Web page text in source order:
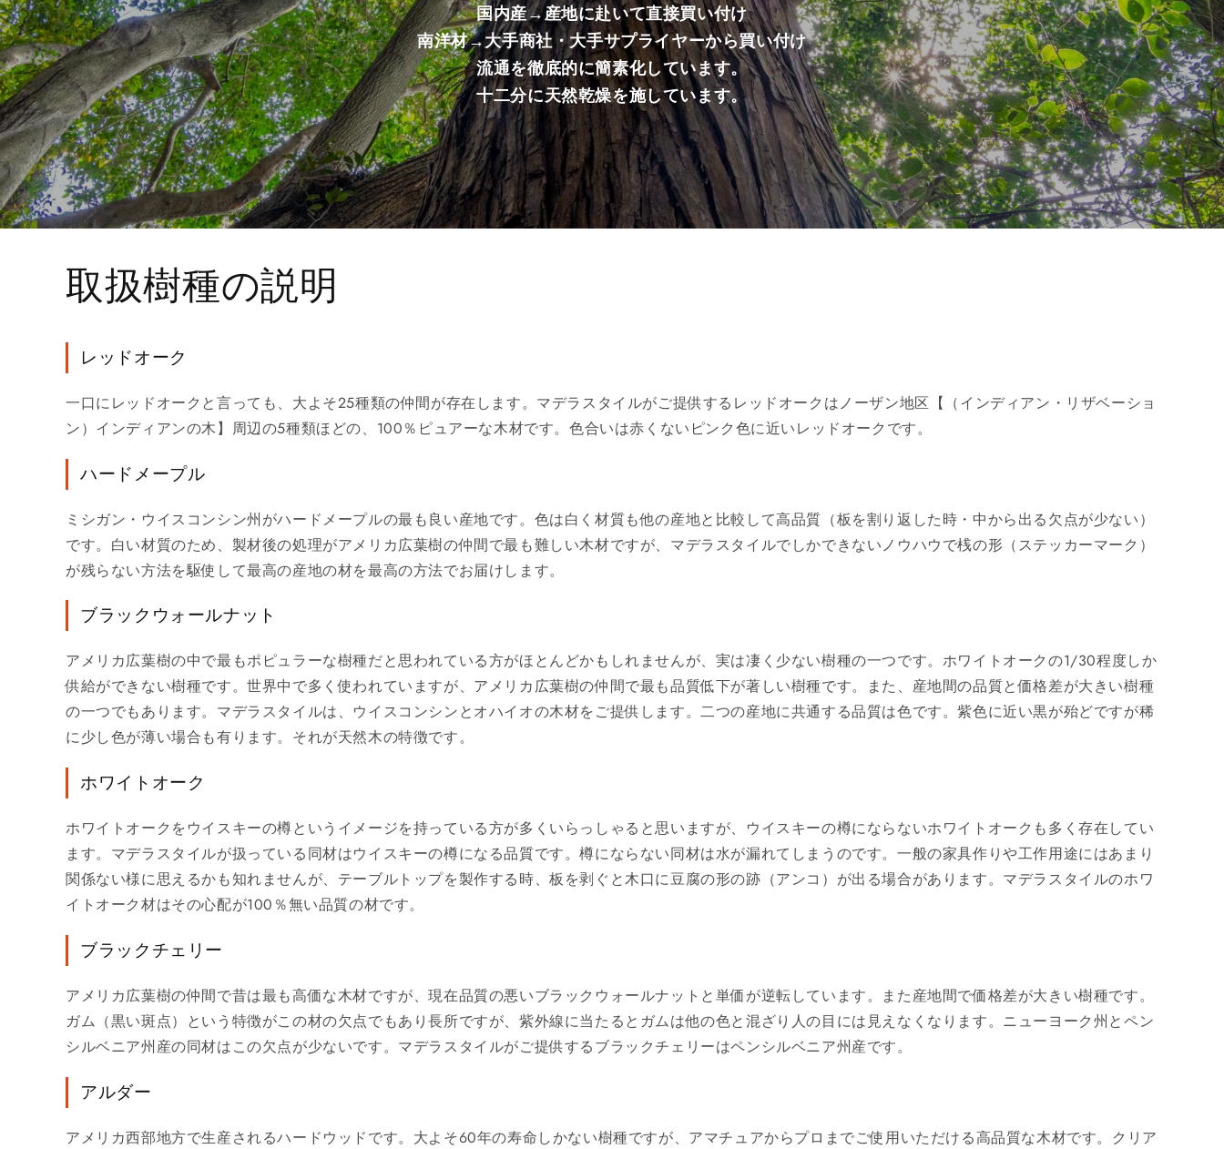
ら
す
や
す
国内産→産地に赴いて直接買い付け
南洋材→大手商社・大手サプライヤーから買い付け
流通を徹底的に簡素化しています。
十二分に天然乾燥を施しています。
取扱樹種の説明
レッドオーク
一口にレッドオークと言っても、大よそ25種類の仲間が存在します。マデラスタイルがご提供するレッドオークはノーザン地区【（インディアン・リザベーショ
ン）インディアンの木】周辺の5種類ほどの、100％ピュアーな木材です。色合いは赤くないピンク色に近いレッドオークです。
ハードメープル
ミシガン・ウイスコンシン州がハードメープルの最も良い産地です。色は白く材質も他の産地と比較して高品質（板を割り返した時・中から出る欠点が少ない）
です。白い材質のため、製材後の処理がアメリカ広葉樹の仲間で最も難しい木材ですが、マデラスタイルでしかできないノウハウで桟の形（ステッカーマーク）
が残らない方法を駆使して最高の産地の材を最高の方法でお届けします。
ブラックウォールナット
アメリカ広葉樹の中で最もポピュラーな樹種だと思われている方がほとんどかもしれませんが、実は凄く少ない樹種の一つです。ホワイトオークの1/30程度しか
供給ができない樹種です。世界中で多く使われていますが、アメリカ広葉樹の仲間で最も品質低下が著しい樹種です。また、産地間の品質と価格差が大きい樹種
の一つでもあります。マデラスタイルは、ウイスコンシンとオハイオの木材をご提供します。二つの産地に共通する品質は色です。紫色に近い黒が殆どですが稀
に少し色が薄い場合も有ります。それが天然木の特徴です。
ホワイトオーク
ホワイトオークをウイスキーの樽というイメージを持っている方が多くいらっしゃると思いますが、ウイスキーの樽にならないホワイトオークも多く存在してい
ます。マデラスタイルが扱っている同材はウイスキーの樽になる品質です。樽にならない同材は水が漏れてしまうのです。一般の家具作りや工作用途にはあまり
関係ない様に思えるかも知れませんが、テーブルトップを製作する時、板を剥ぐと木口に豆腐の形の跡（アンコ）が出る場合があります。マデラスタイルのホワ
イトオーク材はその心配が100％無い品質の材です。
ブラックチェリー
アメリカ広葉樹の仲間で昔は最も高価な木材ですが、現在品質の悪いブラックウォールナットと単価が逆転しています。また産地間で価格差が大きい樹種です。
ガム（黒い斑点）という特徴がこの材の欠点でもあり長所ですが、紫外線に当たるとガムは他の色と混ざり人の目には見えなくなります。ニューヨーク州とペン
シルベニア州産の同材はこの欠点が少ないです。マデラスタイルがご提供するブラックチェリーはペンシルベニア州産です。
アルダー
アメリカ西部地方で生産されるハードウッドです。大よそ60年の寿命しかない樹種ですが、アマチュアからプロまでご使用いただける高品質な木材です。クリア